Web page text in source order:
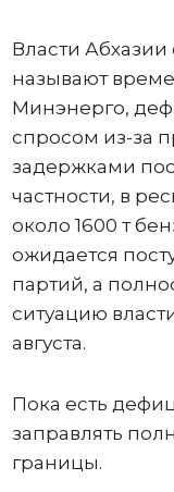
Власти
называют
Минэнерго,
спросом из-за
задержками
частности, в
около 1600 т
ожидается
партий, а
ситуацию
августа.
Пока есть
заправлять
границы.